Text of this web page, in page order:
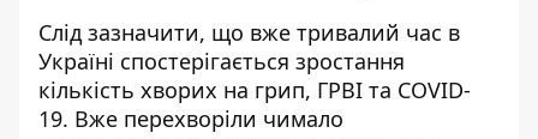
Слід зазначити, що вже тривалий час в
Україні спостерігається зростання
кількість хворих на грип, ГРВІ та COVID-
19. Вже перехворіли чимало